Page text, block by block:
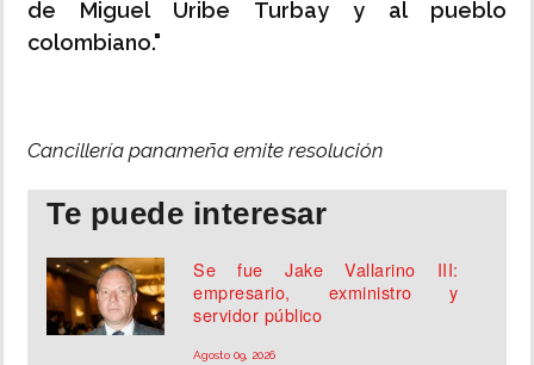
de Miguel Uribe Turbay y al pueblo
colombiano."
Cancillería panameña emite resolución
Te puede interesar
Se fue Jake Vallarino III:
empresario, exministro y
servidor público
Agosto 09, 2026